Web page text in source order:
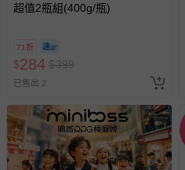
超值2瓶組(400g/瓶)
71折
$284 $399
已售出 2